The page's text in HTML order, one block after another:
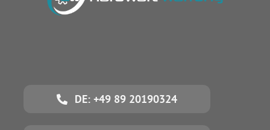
DE: +49 89 20190324